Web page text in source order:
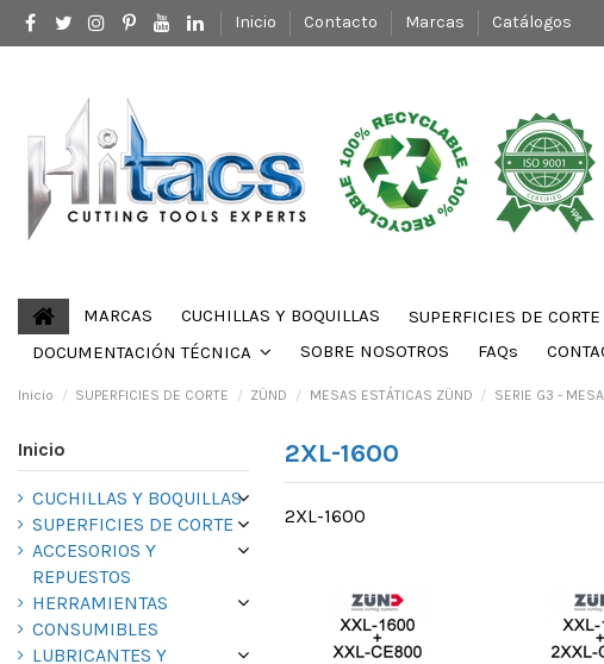
Inicio Contacto Marcas Catálogos
MARCAS CUCHILLAS Y BOQUILLAS SUPERFICIES DE CORTE
DOCUMENTACIÓN TÉCNICA
SOBRE NOSOTROS FAQs
Inicio SUPERFICIES DE CORTE ZÜND MESAS ESTÁTICAS ZÜND SERIE G3 -
2XL-1600
2XL-1600
Inicio
CUCHILLAS Y BOQUILLAS
SUPERFICIES DE CORTE
ACCESORIOS Y
REPUESTOS
HERRAMIENTAS
CONSUMIBLES
LUBRICANTES Y